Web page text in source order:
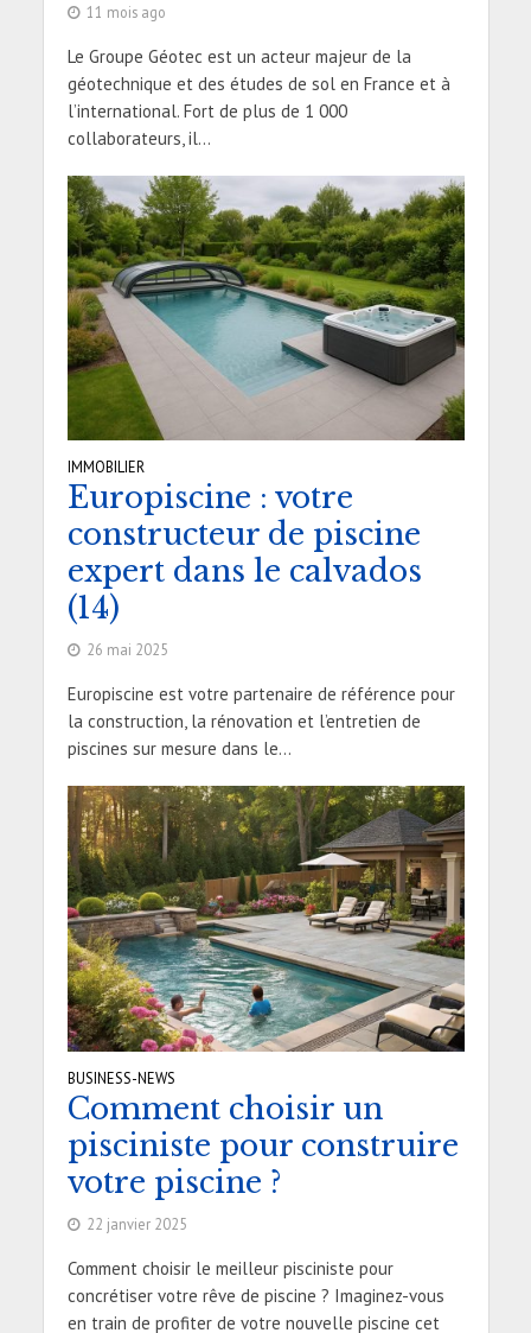
11 mois ago
Le Groupe Géotec est un acteur majeur de la
géotechnique et des études de sol en France et à
l’international. Fort de plus de 1 000
collaborateurs, il...
IMMOBILIER
Europiscine : votre
constructeur de piscine
expert dans le calvados
(14)
26 mai 2025
Europiscine est votre partenaire de référence pour
la construction, la rénovation et l’entretien de
piscines sur mesure dans le...
BUSINESS-NEWS
Comment choisir un
pisciniste pour construire
votre piscine ?
22 janvier 2025
Comment choisir le meilleur pisciniste pour
concrétiser votre rêve de piscine ? Imaginez-vous
en train de profiter de votre nouvelle piscine cet